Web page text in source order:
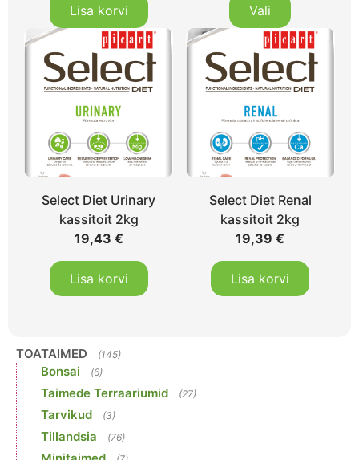
Lisa korvi Vali
Select Diet Urinary
kassitoit 2kg
19,43 €
Lisa korvi
Select Diet Renal
kassitoit 2kg
19,39€
Lisa korvi
TOATAIMED (145)
Bonsai (6)
Taimede Terraariumid (27)
Tarvikud (3)
Tillandsia (76)